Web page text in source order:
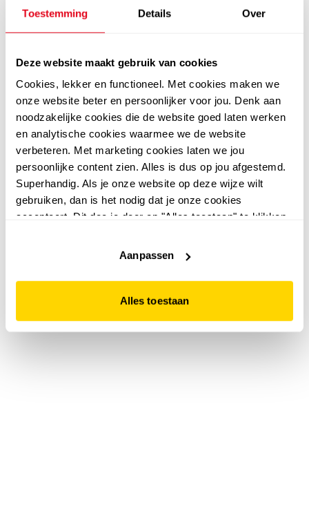
Toestemming Details Over
Deze website maakt gebruik van cookies
Cookies, lekker en functioneel. Met cookies maken we
onze website beter en persoonlijker voor jou. Denk aan
noodzakelijke cookies die de website goed laten werken
en analytische cookies waarmee we de website
verbeteren. Met marketing cookies laten we jou
persoonlijke content zien. Alles is dus op jou afgestemd.
Superhandig. Als je onze website op deze wijze wilt
gebruiken, dan is het nodig dat je onze cookies
accepteert. Dit doe je door op "Alles toestaan" te klikken.
website niet optimaal functioneert.
Aanpassen
Alles toestaan